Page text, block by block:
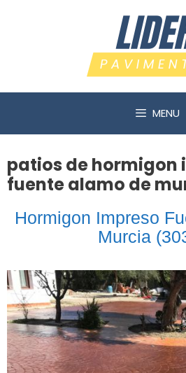
MENU
patios de hormigon
fuente alamo de
Hormigon Impreso
Murcia